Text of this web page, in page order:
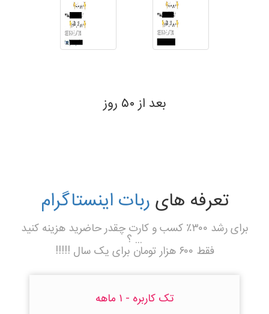
بعد از ۵۰ روز
تعرفه هایربات اینستاگرام
برای رشد ۳۰۰٪ کسب و کارت چقدر حاضرید هزینه کنید
... ؟
فقط ۶۰۰ هزار تومان برای یک سال !!!!!
تک کاربره - ۱ ماهه